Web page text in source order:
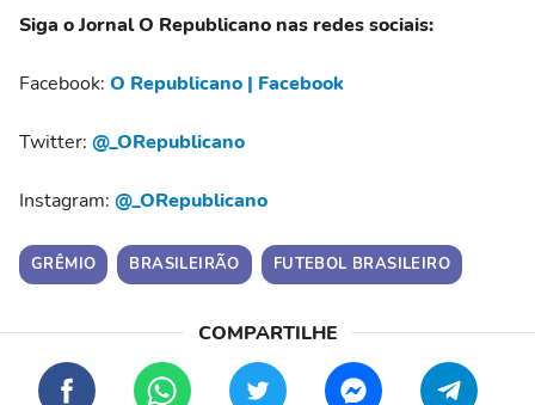
Siga o Jornal O Republicano nas redes sociais:
Facebook: O Republicano | Facebook
Twitter: @_ORepublicano
Instagram: @_ORepublicano
GRÊMIO BRASILEIRÃO FUTEBOL BRASILEIRO